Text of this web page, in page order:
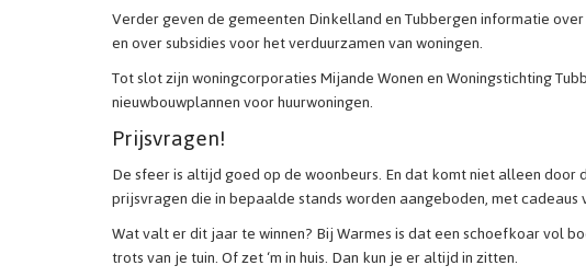
Verder geven de gemeenten Dinkelland en Tubbergen informatie
en over subsidies voor het verduurzamen van woningen.
Tot slot zijn woningcorporaties Mijande Wonen en Woningstichting
nieuwbouwplannen voor huurwoningen.
Prijsvragen!
De sfeer is altijd goed op de woonbeurs. En dat komt niet alleen
prijsvragen die in bepaalde stands worden aangeboden, met cadeaus
Wat valt er dit jaar te winnen? Bij Warmes is dat een schoefkoar vol
trots van je tuin. Of zet ‘m in huis. Dan kun je er altijd in zitten.